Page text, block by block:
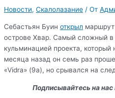
Новости, Скалолазание / От
Себастьян Буин открыл маршрут
острове Хвар. Самый сложный
кульминацией проекта,
месяца назад он семь раз
«Vidra» (9a), но срывался на
Подписывайтесь на нас